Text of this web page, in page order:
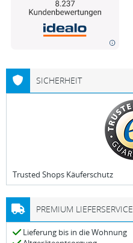
SICHERHEIT
Trusted Shops Käuferschutz
PREMIUM LIEFERSERVICE
Lieferung bis in die Wohnung